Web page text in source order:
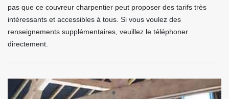
pas que ce couvreur charpentier peut proposer des tarifs très
intéressants et accessibles à tous. Si vous voulez des
renseignements supplémentaires, veuillez le téléphoner
directement.